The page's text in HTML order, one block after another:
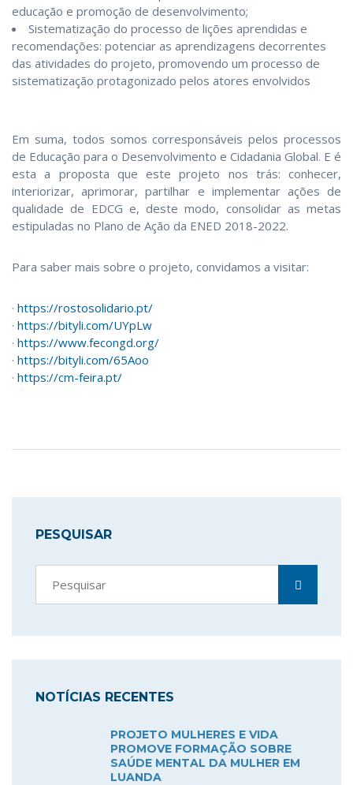
educação e promoção de desenvolvimento;
Sistematização do processo de lições aprendidas e
recomendações: potenciar as aprendizagens decorrentes
das atividades do projeto, promovendo um processo de
sistematização protagonizado pelos atores envolvidos
Em suma, todos somos corresponsáveis pelos processos
de Educação para o Desenvolvimento e Cidadania Global. E é
esta a proposta que este projeto nos trás: conhecer,
interiorizar, aprimorar, partilhar e implementar ações de
qualidade de EDCG e, deste modo, consolidar as metas
estipuladas no Plano de Ação da ENED 2018-2022.
Para saber mais sobre o projeto, convidamos a visitar:
· https://rostosolidario.pt/
· https://bityli.com/UYpLw
· https://www.fecongd.org/
· https://bityli.com/65Aoo
· https://cm-feira.pt/
PESQUISAR
NOTÍCIAS RECENTES
PROJETO MULHERES E VIDA
PROMOVE FORMAÇÃO SOBRE
SAÚDE MENTAL DA MULHER EM
LUANDA